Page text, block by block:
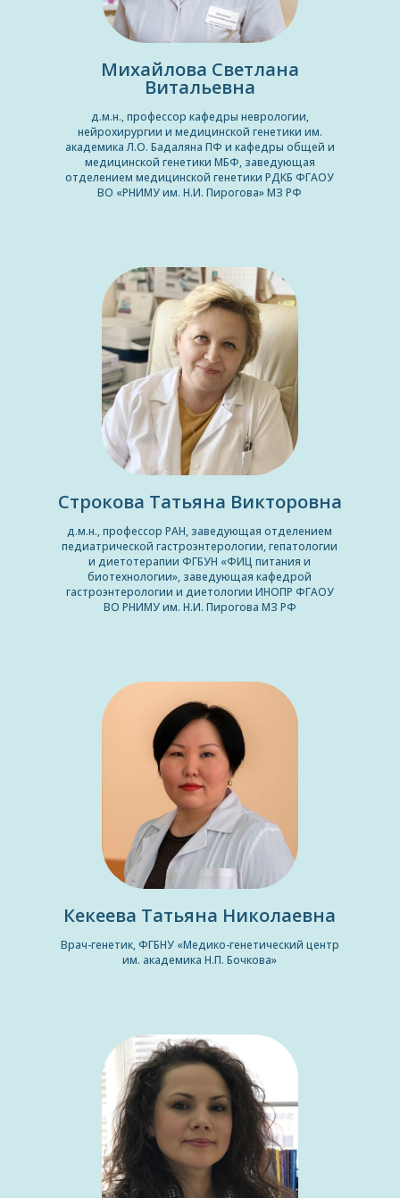
Михайлова Светлана
Витальевна
д.м.н., профессор кафедры неврологии,
нейрохирургии и медицинской генетики им.
академика Л.О. Бадаляна ПФ и кафедры общей и
медицинской генетики МБФ, заведующая
отделением медицинской генетики РДКБ ФГАОУ
ВО «РНИМУ им. Н.И. Пирогова» МЗ РФ
Строкова Татьяна Викторовна
д.м.н., профессор РАН, заведующая отделением
педиатрической гастроэнтерологии, гепатологии
и диетотерапии ФГБУН «ФИЦ питания и
биотехнологии», заведующая кафедрой
гастроэнтерологии и диетологии ИНОПР ФГАОУ
ВО РНИМУ им. Н.И. Пирогова МЗ РФ
Кекеева Татьяна Николаевна
Врач-генетик, ФГБНУ «Медико-генетический центр
им. академика Н.П. Бочкова»